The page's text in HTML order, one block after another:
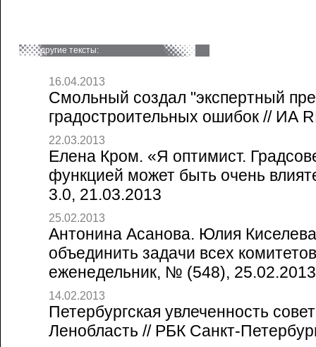
другие тексты:
16.04.2013
Смольный создал "экспертный
градостроительных ошибок // ИА
22.03.2013
Елена Кром. «Я оптимист.
функцией может быть очень
3.0, 21.03.2013
25.02.2013
Антонина Асанова. Юлия
объединить задачи всех
еженедельник, № (548), 25.02.2013
14.02.2013
Петербургская увлеченность
Ленобласть // РБК Санкт-